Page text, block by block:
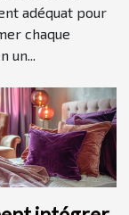
adéquat pour
chaque